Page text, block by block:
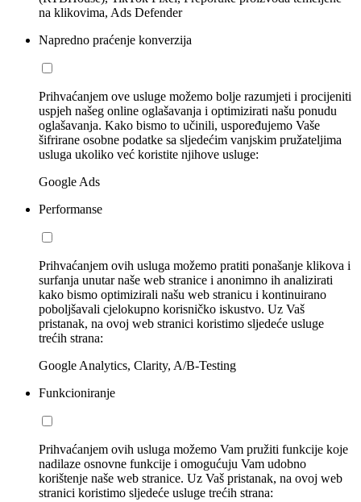
na klikovima, Ads Defender
Napredno praćenje konverzija
Prihvaćanjem ove usluge možemo bolje razumjeti i procijeniti
uspjeh našeg online oglašavanja i optimizirati našu ponudu
oglašavanja. Kako bismo to učinili, uspoređujemo Vaše
šifrirane osobne podatke sa sljedećim vanjskim pružateljima
usluga ukoliko već koristite njihove usluge:
Google Ads
Performanse
Prihvaćanjem ovih usluga možemo pratiti ponašanje klikova i
surfanja unutar naše web stranice i anonimno ih analizirati
kako bismo optimizirali našu web stranicu i kontinuirano
poboljšavali cjelokupno korisničko iskustvo. Uz Vaš
pristanak, na ovoj web stranici koristimo sljedeće usluge
trećih strana:
Google Analytics, Clarity, A/B-Testing
Funkcioniranje
Prihvaćanjem ovih usluga možemo Vam pružiti funkcije koje
nadilaze osnovne funkcije i omogućuju Vam udobno
korištenje naše web stranice. Uz Vaš pristanak, na ovoj web
stranici koristimo sljedeće usluge trećih strana: